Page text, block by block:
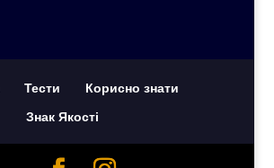
Тести
Корисно знати
Знак Якості